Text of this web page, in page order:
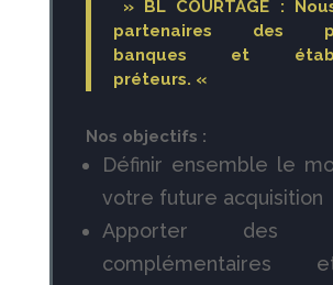
» BL COURTAGE :
partenaires des
banques et
préteurs. «
Nos objectifs :
Définir ensemble le
votre future acquisition
Apporter des